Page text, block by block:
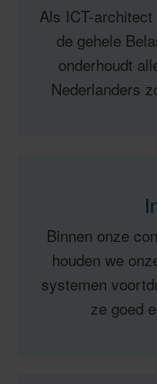
Als ICT-
de gehele
onderhoudt
Nederlanders
Binnen onze
houden we
systemen
ze goed